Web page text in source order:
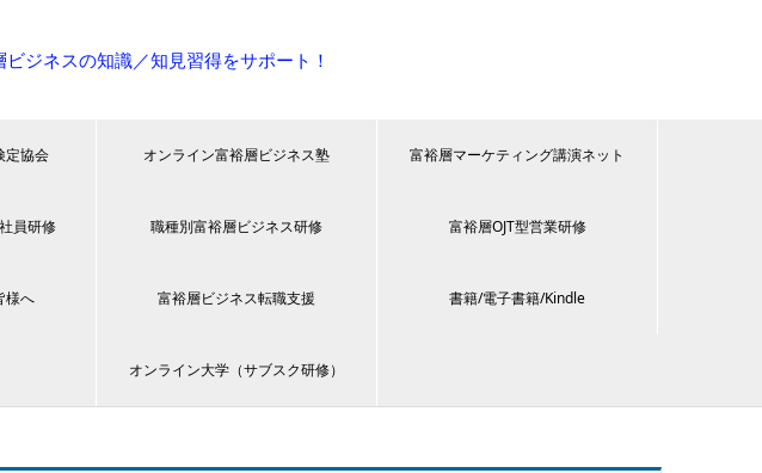
ジネスの知識／知見習得をサポート！
定協会 オンライン富裕層ビジネス塾 富裕層マーケティング講演ネット
員研修 職種別富裕層ビジネス研修 富裕層OJT型営業研修
様へ 富裕層ビジネス転職支援 書籍/電子書籍/Kindle
オンライン大学（サブスク研修）